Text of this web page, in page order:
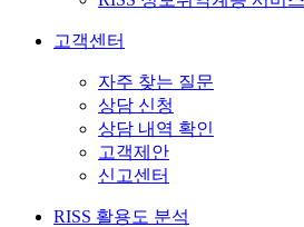
고객센터
자주 찾는 질문
상담 신청
상담 내역 확인
고객제안
신고센터
RISS 활용도 분석